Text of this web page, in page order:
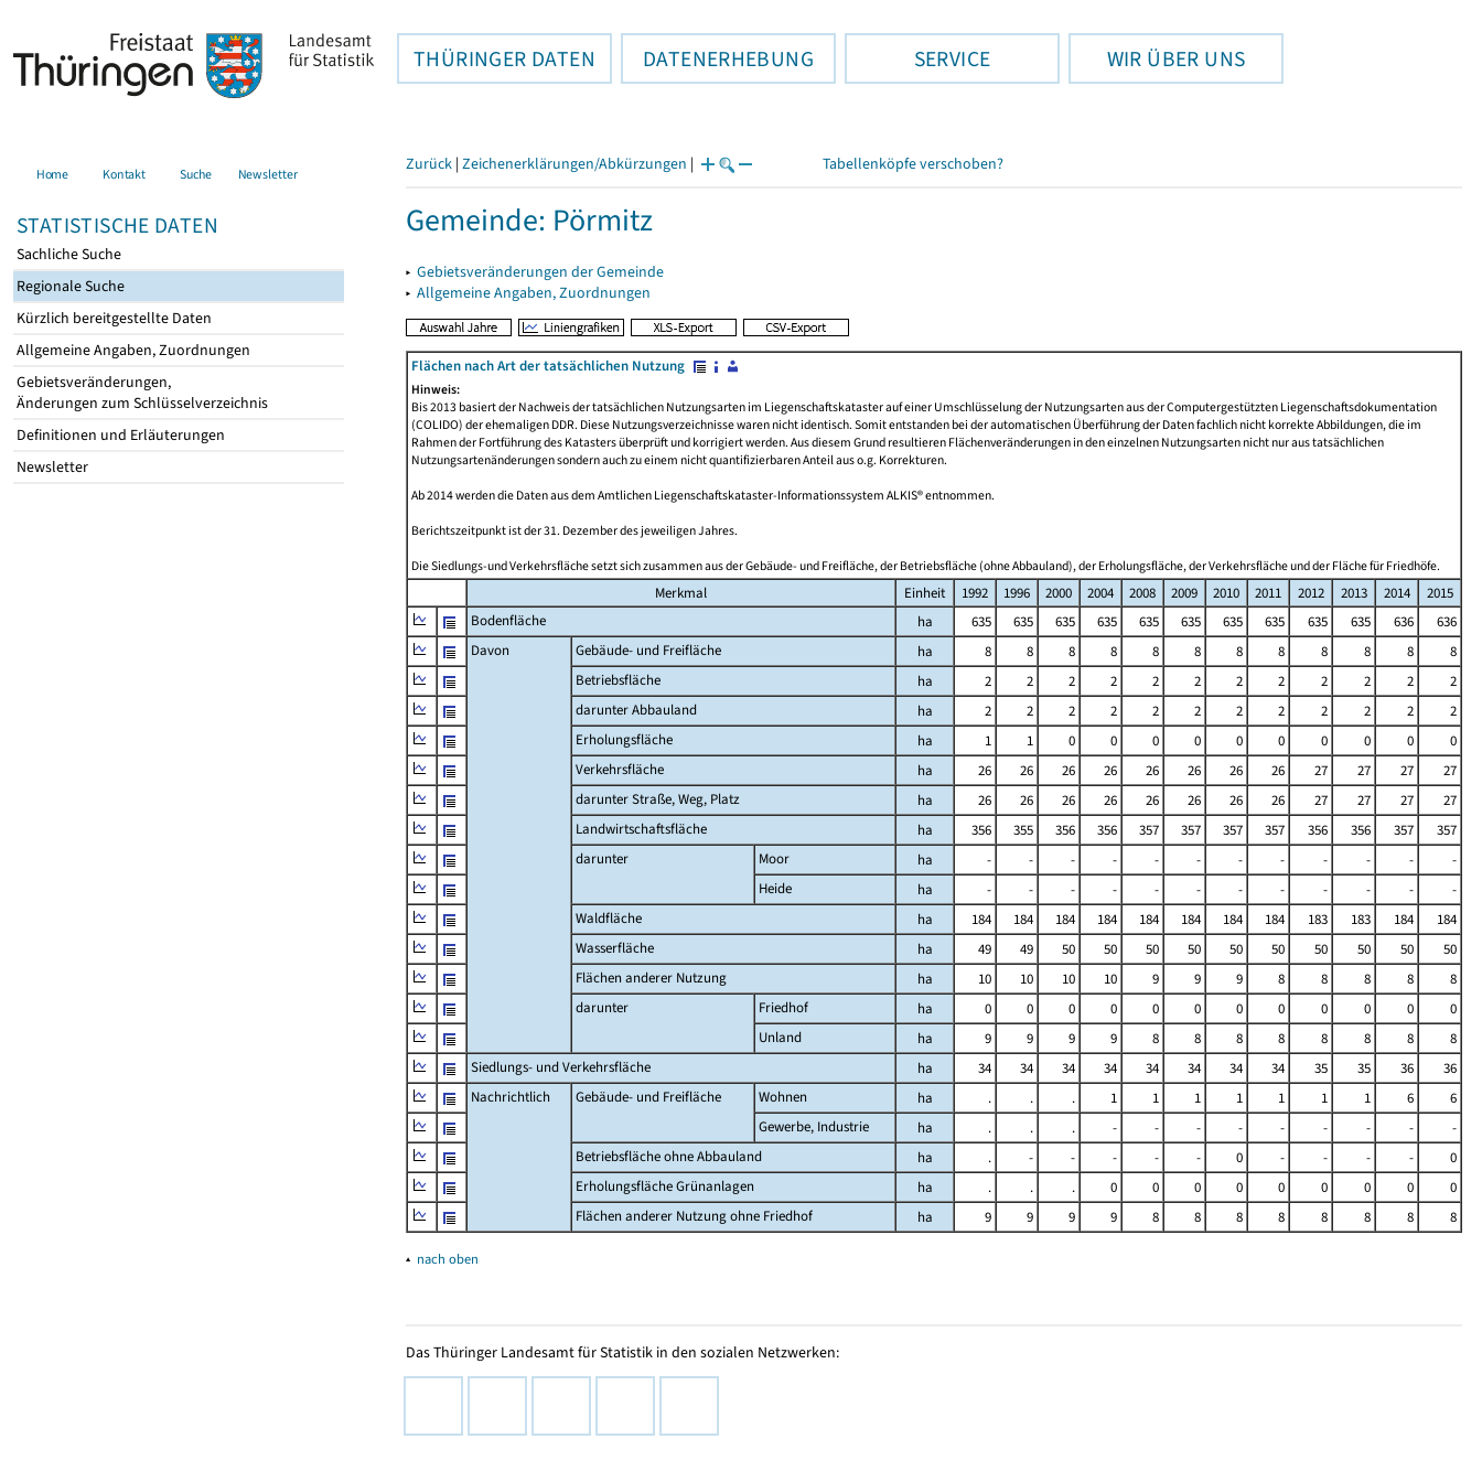
THÜRINGER DATEN DATENERHEBUNG SERVICE WIR ÜBER UNS
Home Kontakt Suche Newsletter
STATISTISCHE DATEN
Sachliche Suche
Regionale Suche
Kürzlich bereitgestellte Daten
Allgemeine Angaben, Zuordnungen
Gebietsveränderungen,
Änderungen zum Schlüsselverzeichnis
Definitionen und Erläuterungen
Newsletter
Zurück | Zeichenerklärungen/Abkürzungen | Tabellenköpfe verschoben?
Gemeinde: Pörmitz
▸ Gebietsveränderungen der Gemeinde
▸ Allgemeine Angaben, Zuordnungen
Flächen nach Art der tatsächlichen Nutzung
Hinweis:
Bis 2013 basiert der Nachweis der tatsächlichen Nutzungsarten im Liegenschaftskataster auf einer Umschlüsselung der Nutzungsarten aus der Computergestützten Liegenschaftsdokumentation
(COLIDO) der ehemaligen DDR. Diese Nutzungsverzeichnisse waren nicht identisch. Somit entstanden bei der automatischen Überführung der Daten fachlich nicht korrekte Abbildungen, die im
Rahmen der Fortführung des Katasters überprüft und korrigiert werden. Aus diesem Grund resultieren Flächenveränderungen in den einzelnen Nutzungsarten nicht nur aus tatsächlichen
Nutzungsartenänderungen sondern auch zu einem nicht quantifizierbaren Anteil aus o.g. Korrekturen.
Ab 2014 werden die Daten aus dem Amtlichen Liegenschaftskataster-Informationssystem ALKIS® entnommen.
Berichtszeitpunkt ist der 31. Dezember des jeweiligen Jahres.
Die Siedlungs-und Verkehrsfläche setzt sich zusammen aus der Gebäude- und Freifläche, der Betriebsfläche (ohne Abbauland), der Erholungsfläche, der Verkehrsfläche und der Fläche für Friedhöfe.
Merkmal Einheit 1992 1996 2000 2004 2008 2009 2010 2011 2012 2013 2014
2015
Bodenfläche
ha 635 635 635 635 635 635 635 635 635 635 636
636
Davon
Gebäude- und Freifläche ha 8 8 8 8 8 8 8 8 8 8 8
8
Betriebsfläche
ha 2 2 2 2 2 2 2 2 2 2 2
2
darunter Abbauland
ha 2 2 2 2 2 2 2 2 2 2 2
2
Erholungsfläche
ha 1 1 0 0 0 0 0 0 0 0 0
0
Verkehrsfläche
ha 26 26 26 26 26 26 26 26 27 27 27
27
darunter Straße, Weg, Platz
ha 26 26 26 26 26 26 26 26 27 27 27
27
Landwirtschaftsfläche
ha 356 355 356 356 357 357 357 357 356 356 357
357
darunter
Moor ha - - - - - - - - - - -
-
Heide
ha - - - - - - - - - - -
-
Waldfläche
ha 184 184 184 184 184 184 184 184 183 183 184
184
Wasserfläche
ha 49 49 50 50 50 50 50 50 50 50 50
50
Flächen anderer Nutzung
ha 10 10 10 10 9 9 9 8 8 8 8
8
darunter
Friedhof ha 0 0 0 0 0 0 0 0 0 0 0
0
Unland
ha 9 9 9 9 8 8 8 8 8 8 8
8
Siedlungs- und Verkehrsfläche
ha 34 34 34 34 34 34 34 34 35 35 36
36
Nachrichtlich
Gebäude- und Freifläche Wohnen ha . . . 1 1 1 1 1 1 1 6
6
Gewerbe, Industrie
ha . . . - - - - - - - -
-
Betriebsfläche ohne Abbauland
ha . - - - - - 0 - - - -
0
Erholungsfläche Grünanlagen
ha . . . 0 0 0 0 0 0 0 0
0
Flächen anderer Nutzung ohne Friedhof
ha 9 9 9 9 8 8 8 8 8 8 8 8
▴ nach oben
Das Thüringer Landesamt für Statistik in den sozialen Netzwerken: